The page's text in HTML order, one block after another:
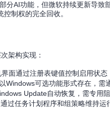
分AI功能，但微软持续更新导
制权的完全回收。
架构实现：
界面通过注册表键值控制启用状态
Windows可选功能形式存在，需
Update自动恢复，需专用
通过任务计划程序和组策略维持运